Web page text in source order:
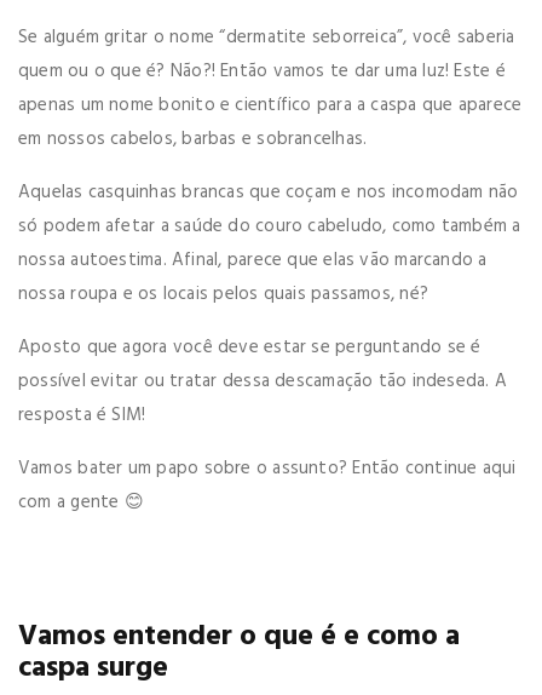
Se alguém gritar o nome “dermatite seborreica”, você saberia
quem ou o que é? Não?! Então vamos te dar uma luz! Este é
apenas um nome bonito e científico para a caspa que aparece
em nossos cabelos, barbas e sobrancelhas.
Aquelas casquinhas brancas que coçam e nos incomodam não
só podem afetar a saúde do couro cabeludo, como também a
nossa autoestima. Afinal, parece que elas vão marcando a
nossa roupa e os locais pelos quais passamos, né?
Aposto que agora você deve estar se perguntando se é
possível evitar ou tratar dessa descamação tão indeseda. A
resposta é SIM!
Vamos bater um papo sobre o assunto? Então continue aqui
com a gente 😊
Vamos entender o que é e como a
caspa surge